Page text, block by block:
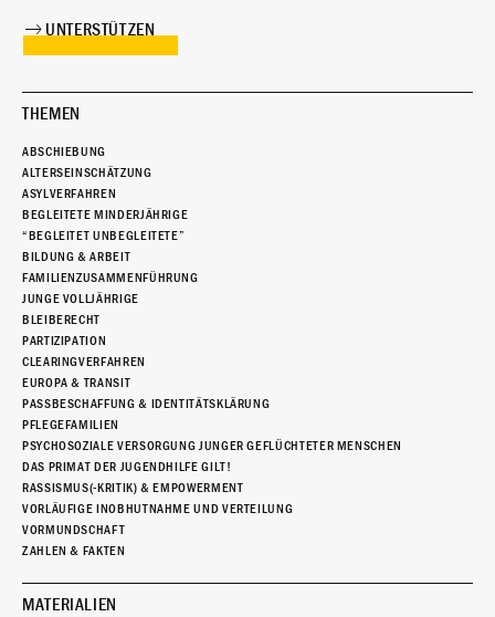
UNTERSTÜTZEN
THEMEN
ABSCHIEBUNG
ALTERSEINSCHÄTZUNG
ASYLVERFAHREN
BEGLEITETE MINDERJÄHRIGE
“BEGLEITET UNBEGLEITETE”
BILDUNG & ARBEIT
FAMILIENZUSAMMENFÜHRUNG
JUNGE VOLLJÄHRIGE
BLEIBERECHT
PARTIZIPATION
CLEARINGVERFAHREN
EUROPA & TRANSIT
PASSBESCHAFFUNG & IDENTITÄTSKLÄRUNG
PFLEGEFAMILIEN
PSYCHOSOZIALE VERSORGUNG JUNGER GEFLÜCHTETER MENSCHEN
DAS PRIMAT DER JUGENDHILFE GILT!
RASSISMUS(-KRITIK) & EMPOWERMENT
VORLÄUFIGE INOBHUTNAHME UND VERTEILUNG
VORMUNDSCHAFT
ZAHLEN & FAKTEN
MATERIALIEN